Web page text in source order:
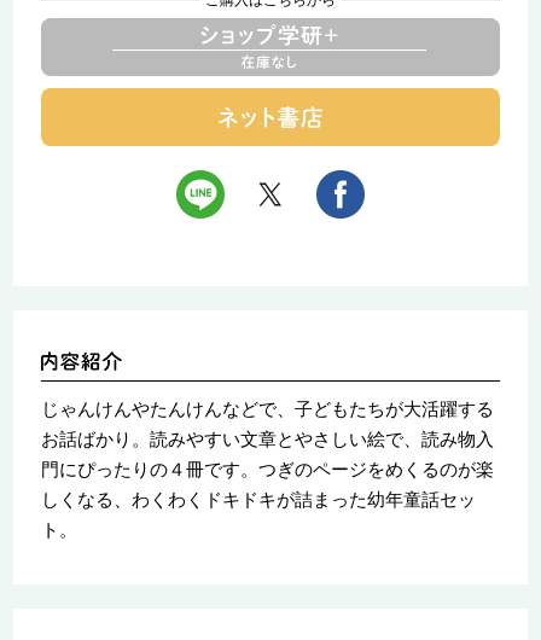
じゃんけんやたんけんなどで、子どもたちが大活躍する
お話ばかり。読みやすい文章とやさしい絵で、読み物入
門にぴったりの４冊です。つぎのページをめくるのが楽
しくなる、わくわくドキドキが詰まった幼年童話セッ
ト。